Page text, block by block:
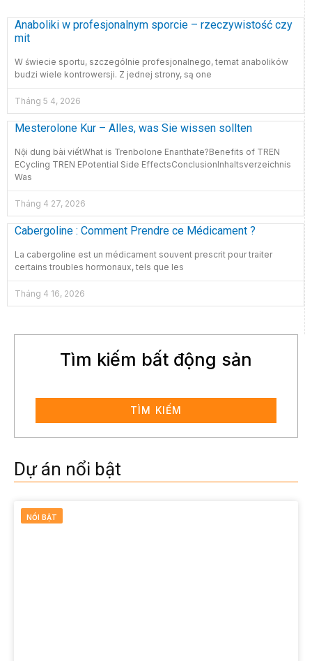
Anaboliki w profesjonalnym sporcie – rzeczywistość czy
mit
W świecie sportu, szczególnie profesjonalnego, temat anabolików
budzi wiele kontrowersji. Z jednej strony, są one
Tháng 5 4, 2026
Mesterolone Kur – Alles, was Sie wissen sollten
Nội dung bài viếtWhat is Trenbolone Enanthate?Benefits of TREN
ECycling TREN EPotential Side EffectsConclusionInhaltsverzeichnis
Was
Tháng 4 27, 2026
Cabergoline : Comment Prendre ce Médicament ?
La cabergoline est un médicament souvent prescrit pour traiter
certains troubles hormonaux, tels que les
Tháng 4 16, 2026
Tìm kiếm bất động sản
TÌM KIẾM
Dự án nổi bật
NỔI BẬT